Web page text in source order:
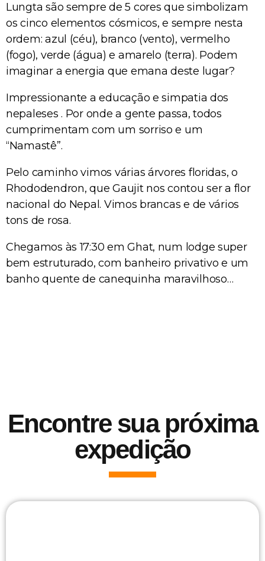
Lungta são sempre de 5 cores que simbolizam
os cinco elementos cósmicos, e sempre nesta
ordem: azul (céu), branco (vento), vermelho
(fogo), verde (água) e amarelo (terra). Podem
imaginar a energia que emana deste lugar?
Impressionante a educação e simpatia dos
nepaleses . Por onde a gente passa, todos
cumprimentam com um sorriso e um
“Namastê”.
Pelo caminho vimos várias árvores floridas, o
Rhododendron, que Gaujit nos contou ser a flor
nacional do Nepal. Vimos brancas e de vários
tons de rosa.
Chegamos às 17:30 em Ghat, num lodge super
bem estruturado, com banheiro privativo e um
banho quente de canequinha maravilhoso…
Encontre sua próxima
expedição